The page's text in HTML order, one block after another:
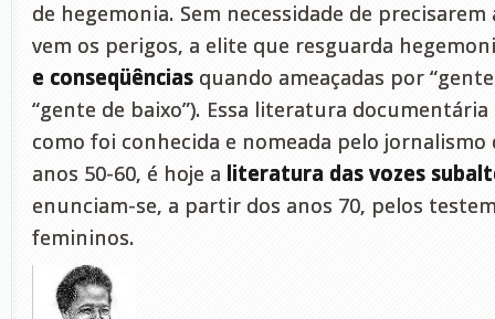
de hegemonia. Sem necessidade de precisarem
vem os perigos, a elite que resguarda
e conseqüências quando ameaçadas por
“gente de baixo”). Essa literatura
como foi conhecida e nomeada pelo jornalismo
anos 50-60, é hoje a literatura das vozes
enunciam-se, a partir dos anos 70, pelos
femininos.